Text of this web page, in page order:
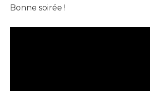
Bonne soirée !